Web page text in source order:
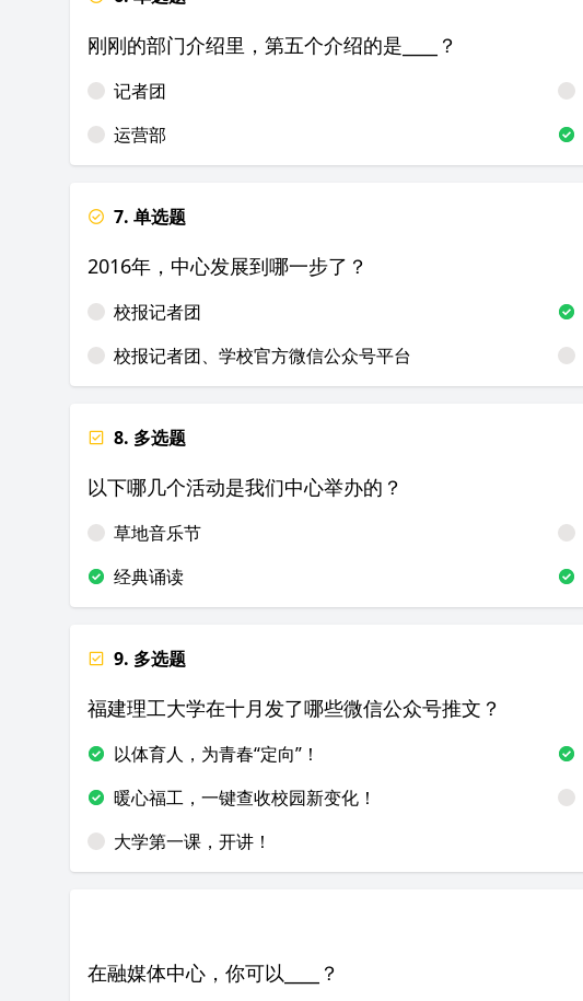
刚刚的部门介绍里，第五个介绍的是____？
记者团
运营部
7. 单选题
2016年，中心发展到哪一步了？
校报记者团
校报记者团、学校官方微信公众号平台
8. 多选题
以下哪几个活动是我们中心举办的？
草地音乐节
经典诵读
9. 多选题
福建理工大学在十月发了哪些微信公众号推文？
以体育人，为青春“定向”！
暖心福工，一键查收校园新变化！
大学第一课，开讲！
在融媒体中心，你可以____？